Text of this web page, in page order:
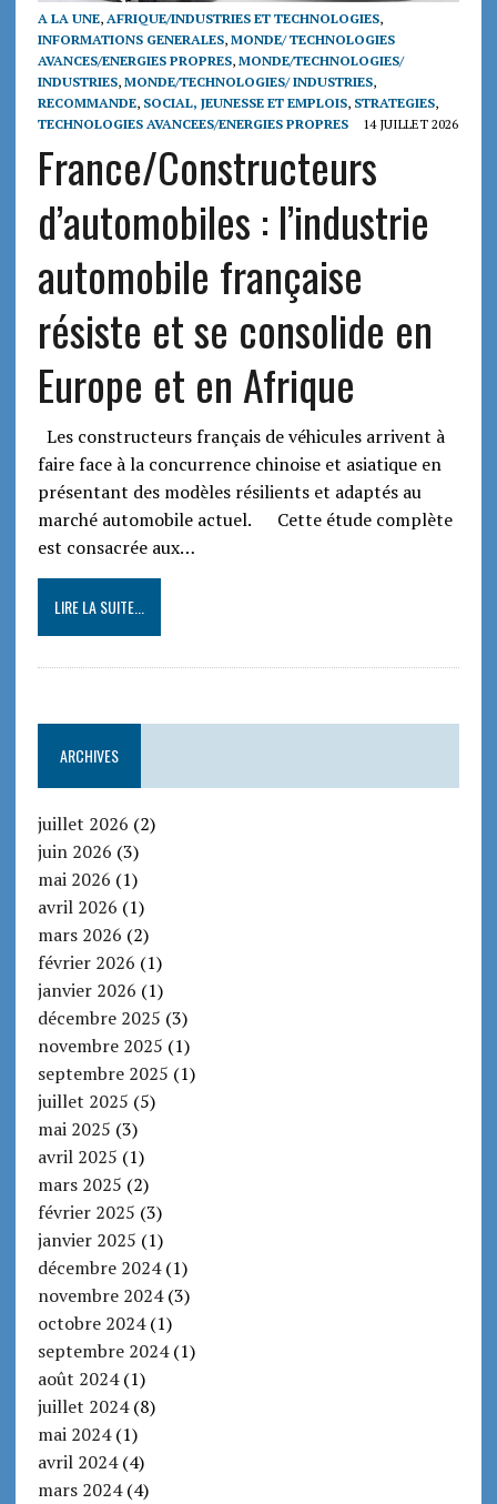
A LA UNE, AFRIQUE/INDUSTRIES ET TECHNOLOGIES,
INFORMATIONS GENERALES, MONDE/ TECHNOLOGIES
AVANCES/ENERGIES PROPRES, MONDE/TECHNOLOGIES/
INDUSTRIES, MONDE/TECHNOLOGIES/ INDUSTRIES,
RECOMMANDE, SOCIAL, JEUNESSE ET EMPLOIS, STRATEGIES,
TECHNOLOGIES AVANCEES/ENERGIES PROPRES
14 JUILLET 2026
France/Constructeurs
d’automobiles : l’industrie
automobile française
résiste et se consolide en
Europe et en Afrique
Les constructeurs français de véhicules arrivent à
faire face à la concurrence chinoise et asiatique en
présentant des modèles résilients et adaptés au
marché automobile actuel. Cette étude complète
est consacrée aux…
LIRE LA SUITE...
ARCHIVES
juillet 2026 (2)
juin 2026 (3)
mai 2026 (1)
avril 2026 (1)
mars 2026 (2)
février 2026 (1)
janvier 2026 (1)
décembre 2025 (3)
novembre 2025 (1)
septembre 2025 (1)
juillet 2025 (5)
mai 2025 (3)
avril 2025 (1)
mars 2025 (2)
février 2025 (3)
janvier 2025 (1)
décembre 2024(1)
novembre 2024(3)
octobre 2024(1)
septembre 2024(1)
août 2024(1)
juillet 2024(8)
mai 2024(1)
avril 2024(4)
mars 2024(4)